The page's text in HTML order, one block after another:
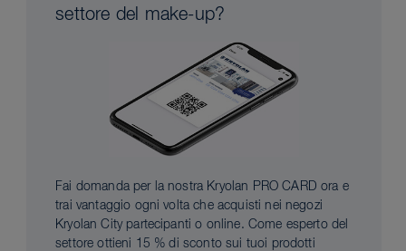
settore del make-up?
Fai domanda per la nostra Kryolan PRO CARD ora e
trai vantaggio ogni volta che acquisti nei negozi
Kryolan City partecipanti o online. Come esperto del
settore ottieni 15 % di sconto sui tuoi prodotti